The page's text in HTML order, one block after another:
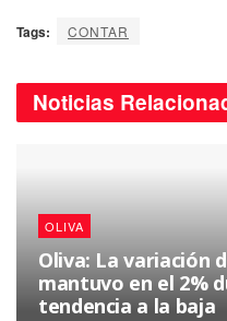
Tags: CONTAR
Noticias
OLIVA
Oliva: La variación
mantuvo en el 2%
tendencia a la baja